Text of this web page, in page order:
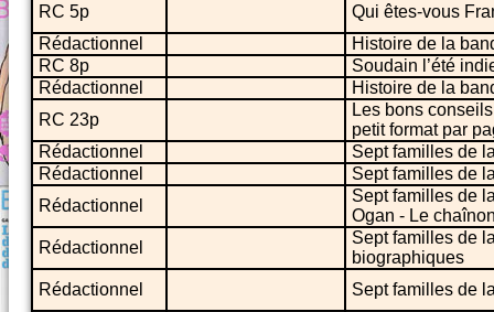
RC 5p
Qui êtes-vous
Rédactionnel
Histoire de la
RC 8p
Soudain l’été
Rédactionnel
Histoire de la
RC 23p
Les bons
petit format par
Rédactionnel
Sept familles de
Rédactionnel
Sept familles de
Rédactionnel
Sept familles de
Ogan - Le
Rédactionnel
Sept familles de
biographiques
Rédactionnel
Sept familles de